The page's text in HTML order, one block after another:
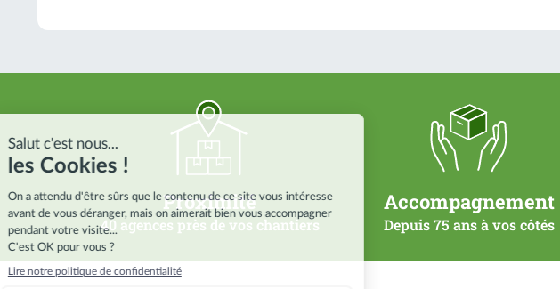
Proximité
40 agences près de vos chantiers
Accompagnement
Depuis 75 ans à vos côtés